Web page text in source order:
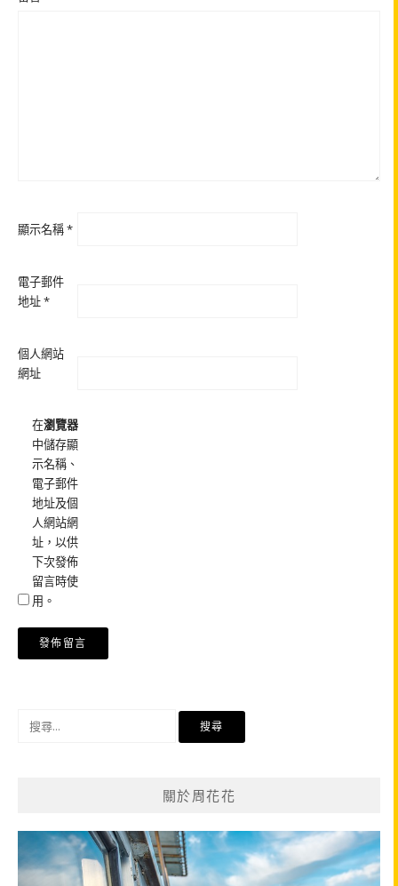
顯示名稱*
電子郵件
地址*
個人網站
網址
在瀏覽器
中儲存顯
示名稱、
電子郵件
地址及個
人網站網
址，以供
下次發佈
留言時使
用。
關於周花花